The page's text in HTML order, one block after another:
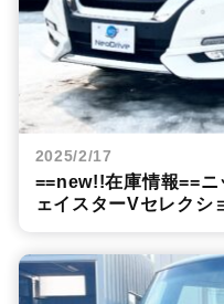
2025/2/17
==new!!在庫情報==
ェイスターVセレク